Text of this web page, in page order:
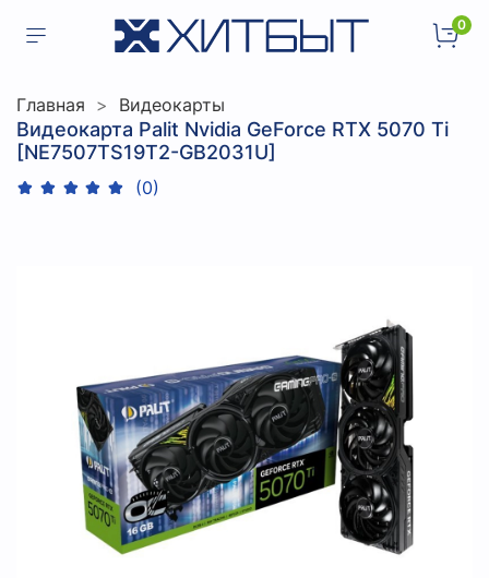
0
Главная Видеокарты
Видеокарта Palit Nvidia GeForce RTX 5070 Ti
[NE7507TS19T2-GB2031U]
(0)